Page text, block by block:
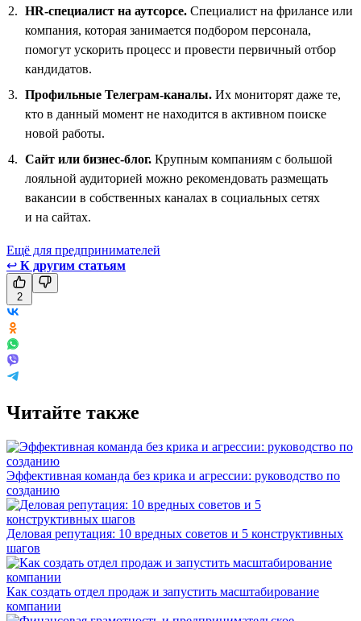
HR-специалист на аутсорсе. Специалист на фрилансе или
компания, которая занимается подбором персонала,
помогут ускорить процесс и провести первичный отбор
кандидатов.
Профильные Телеграм-каналы. Их мониторят даже те,
кто в данный момент не находится в активном поиске
новой работы.
Сайт или бизнес-блог. Крупным компаниям с большой
лояльной аудиторией можно рекомендовать размещать
вакансии в собственных каналах в социальных сетях
и на сайтах.
Ещё для предпринимателей
↩ К другим статьям
2
Читайте также
Эффективная команда без крика и агрессии: руководство по
созданию
Деловая репутация: 10 вредных советов и 5 конструктивных
шагов
Как создать отдел продаж и запустить масштабирование
компании